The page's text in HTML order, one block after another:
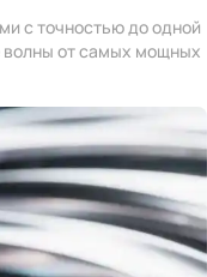
с точностью до одной
волны от самых мощных